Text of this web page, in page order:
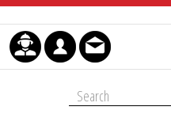
Μετάβαση στο περιεχόμενο